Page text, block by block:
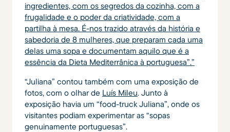
ingredientes, com os segredos da cozinha, com a
frugalidade e o poder da criatividade, com a
partilha à mesa. É-nos trazido através da história e
sabedoria de 8 mulheres, que preparam cada uma
delas uma sopa e documentam aquilo que é a
essência da Dieta Mediterrânica à portuguesa”.”
“Juliana” contou também com uma exposição de
fotos, com o olhar de Luís Mileu. Junto à
exposição havia um “food-truck Juliana”, onde os
visitantes podiam experimentar as “sopas
genuinamente portuguesas”.